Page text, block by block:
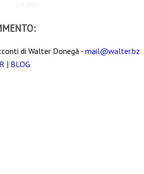
di Walter Donegà - mail@walter.bz
| BLOG